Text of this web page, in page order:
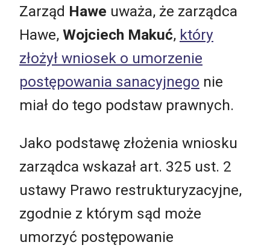
Zarząd Hawe uważa, że zarządca
Hawe, Wojciech Makuć, który
złożył wniosek o umorzenie
postępowania sanacyjnego nie
miał do tego podstaw prawnych.
Jako podstawę złożenia wniosku
zarządca wskazał art. 325 ust. 2
ustawy Prawo restrukturyzacyjne,
zgodnie z którym sąd może
umorzyć postępowanie